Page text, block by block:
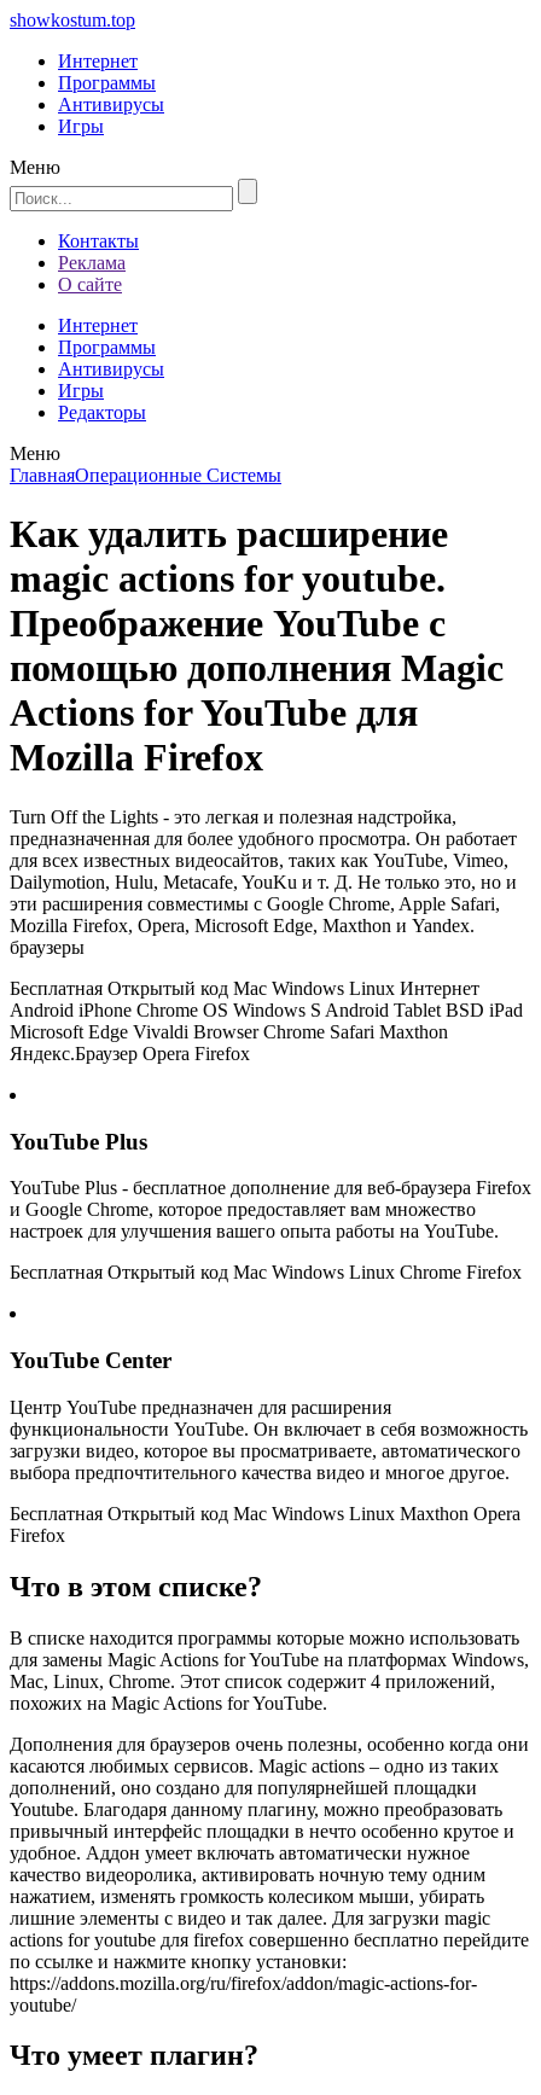
showkostum.top
Интернет
Программы
Антивирусы
Игры
Меню
Контакты
Реклама
О сайте
Интернет
Программы
Антивирусы
Игры
Редакторы
Меню
ГлавнаяОперационные Системы
Как удалить расширение
magic actions for youtube.
Преображение YouTube с
помощью дополнения Magic
Actions for YouTube для
Mozilla Firefox
Turn Off the Lights - это легкая и полезная надстройка,
предназначенная для более удобного просмотра. Он работает
для всех известных видеосайтов, таких как YouTube, Vimeo,
Dailymotion, Hulu, Metacafe, YouKu и т. Д. Не только это, но и
эти расширения совместимы с Google Chrome, Apple Safari,
Mozilla Firefox, Opera, Microsoft Edge, Maxthon и Yandex.
браузеры
Бесплатная Открытый код Mac Windows Linux Интернет
Android iPhone Chrome OS Windows S Android Tablet BSD iPad
Microsoft Edge Vivaldi Browser Chrome Safari Maxthon
Яндекс.Браузер Opera Firefox
YouTube Plus
YouTube Plus - бесплатное дополнение для веб-браузера Firefox
и Google Chrome, которое предоставляет вам множество
настроек для улучшения вашего опыта работы на YouTube.
Бесплатная Открытый код Mac Windows Linux Chrome Firefox
YouTube Center
Центр YouTube предназначен для расширения
функциональности YouTube. Он включает в себя возможность
загрузки видео, которое вы просматриваете, автоматического
выбора предпочтительного качества видео и многое другое.
Бесплатная Открытый код Mac Windows Linux Maxthon Opera
Firefox
Что в этом списке?
В списке находится программы которые можно использовать
для замены Magic Actions for YouTube на платформах Windows,
Mac, Linux, Chrome. Этот список содержит 4 приложений,
похожих на Magic Actions for YouTube.
Дополнения для браузеров очень полезны, особенно когда они
касаются любимых сервисов. Magic actions – одно из таких
дополнений, оно создано для популярнейшей площадки
Youtube. Благодаря данному плагину, можно преобразовать
привычный интерфейс площадки в нечто особенно крутое и
удобное. Аддон умеет включать автоматически нужное
качество видеоролика, активировать ночную тему одним
нажатием, изменять громкость колесиком мыши, убирать
лишние элементы с видео и так далее. Для загрузки magic
actions for youtube для firefox совершенно бесплатно перейдите
по ссылке и нажмите кнопку установки:
https://addons.mozilla.org/ru/firefox/addon/magic-actions-for-
youtube/
Что умеет плагин?